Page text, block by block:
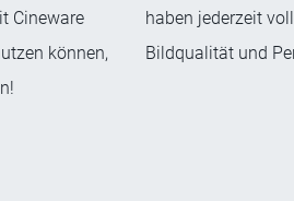
Cineware
können,
haben jederzeit
Bildqualität und